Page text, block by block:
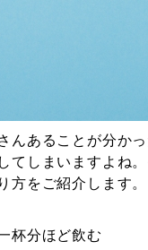
んあることが分か
てしまいますよね
方をご紹介します。
杯分ほど飲む